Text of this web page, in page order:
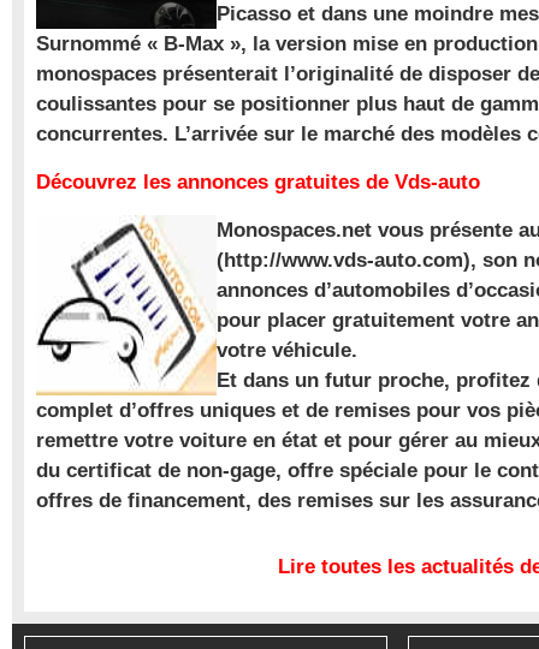
Picasso et dans une moindre
Surnommé « B-Max », la version mise en
monospaces présenterait l’originalité de disposer
coulissantes pour se positionner plus haut de
concurrentes. L’arrivée sur le marché des modèles
Découvrez les annonces gratuites de Vds-auto
Monospaces.net vous présente
(http://www.vds-auto.com), son
annonces d’automobiles
pour placer gratuitement votre
votre véhicule.
Et dans un futur proche, profitez
complet d’offres uniques et de remises pour vos
remettre votre voiture en état et pour gérer au
du certificat de non-gage, offre spéciale pour le
offres de financement, des remises sur les
Lire toutes les actualités